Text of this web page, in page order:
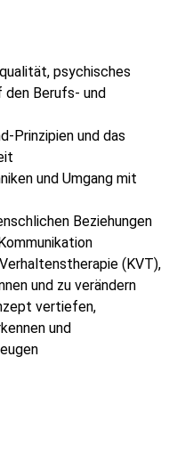
psychisches
den Berufs- und
Prinzipien und das
und Umgang mit
Beziehungen
(KVT),
und zu verändern
vertiefen,
und